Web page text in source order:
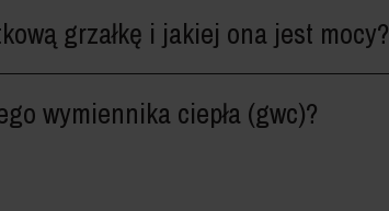
grzałkę i jakiej ona jest mocy?
wymiennika ciepła (gwc)?